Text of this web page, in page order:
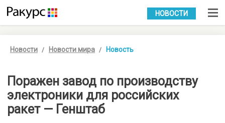
УКР РУС
НОВОСТИ
Новости Новости мира Новость
Поражен завод по производству
электроники для российских
ракет — Генштаб